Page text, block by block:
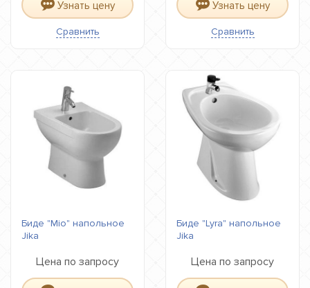
Узнать цену
Сравнить
Узнать цену
Сравнить
Биде "Mio" напольное
Jika
Цена по запросу
Биде "Lyra" напольное
Jika
Цена по запросу